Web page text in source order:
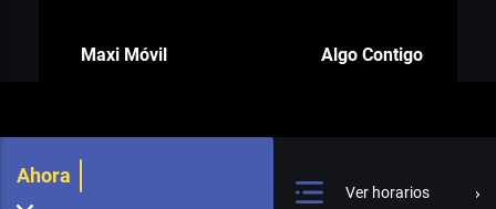
Maxi Móvil Algo Contigo
Ahora
Ver horarios